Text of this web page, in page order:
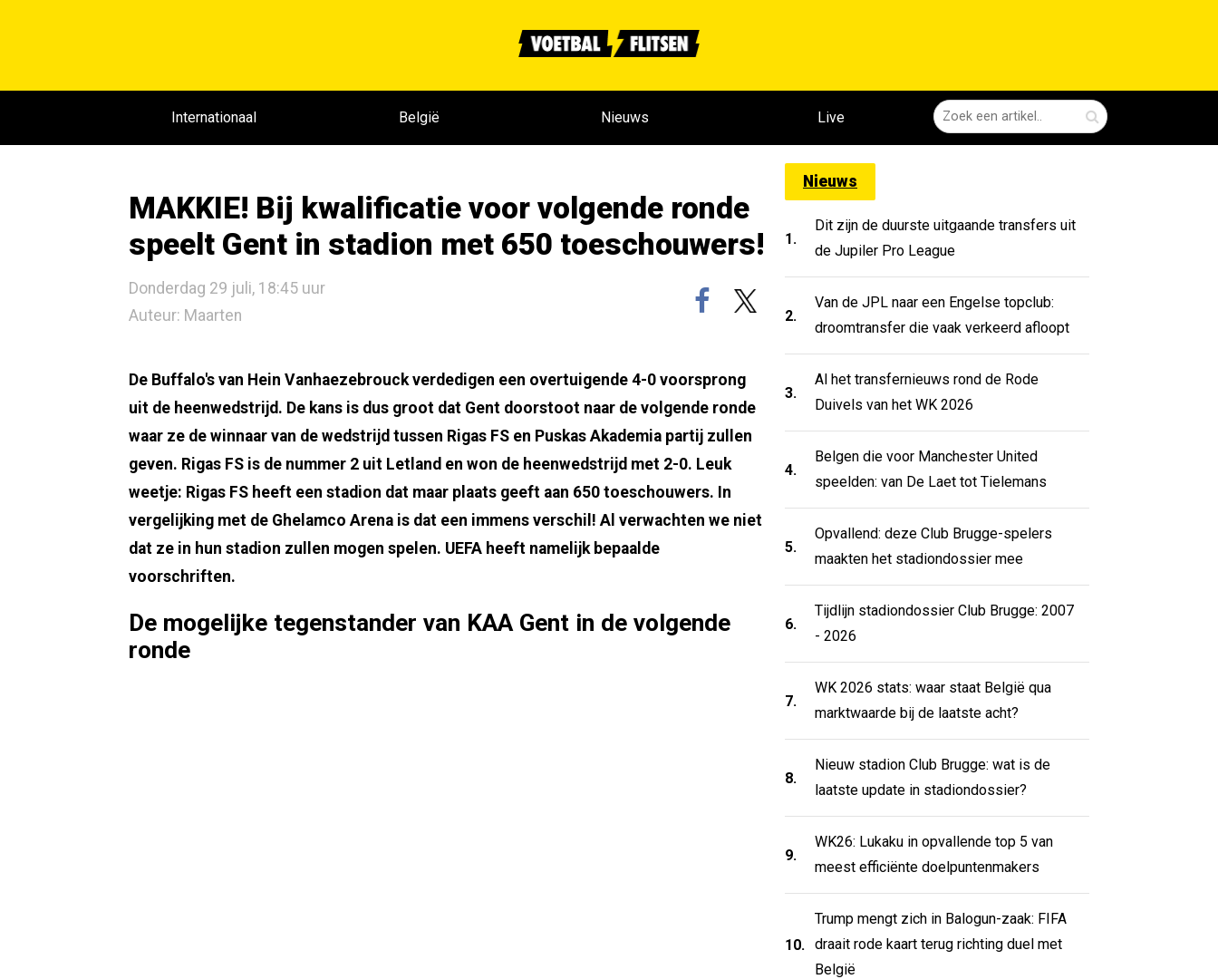
Internationaal België Nieuws Live
MAKKIE! Bij kwalificatie voor volgende ronde
speelt Gent in stadion met 650 toeschouwers!
Donderdag 29 juli, 18:45 uur
Auteur: Maarten
De Buffalo's van Hein Vanhaezebrouck verdedigen een overtuigende 4-0 voorsprong
uit de heenwedstrijd. De kans is dus groot dat Gent doorstoot naar de volgende ronde
waar ze de winnaar van de wedstrijd tussen Rigas FS en Puskas Akademia partij zullen
geven. Rigas FS is de nummer 2 uit Letland en won de heenwedstrijd met 2-0. Leuk
weetje: Rigas FS heeft een stadion dat maar plaats geeft aan 650 toeschouwers. In
vergelijking met de Ghelamco Arena is dat een immens verschil! Al verwachten we niet
dat ze in hun stadion zullen mogen spelen. UEFA heeft namelijk bepaalde
voorschriften.
De mogelijke tegenstander van KAA Gent in de volgende
ronde
Nieuws
1.
Dit zijn de duurste uitgaande transfers uit
de Jupiler Pro League
2.
Van de JPL naar een Engelse topclub:
droomtransfer die vaak verkeerd afloopt
3.
Al het transfernieuws rond de Rode
Duivels van het WK 2026
4.
Belgen die voor Manchester United
speelden: van De Laet tot Tielemans
5.
Opvallend: deze Club Brugge-spelers
maakten het stadiondossier mee
6.
Tijdlijn stadiondossier Club Brugge: 2007
- 2026
7.
WK 2026 stats: waar staat België qua
marktwaarde bij de laatste acht?
8.
Nieuw stadion Club Brugge: wat is de
laatste update in stadiondossier?
9.
WK26: Lukaku in opvallende top 5 van
meest efficiënte doelpuntenmakers
10.
Trump mengt zich in Balogun-zaak: FIFA
draait rode kaart terug richting duel met
België